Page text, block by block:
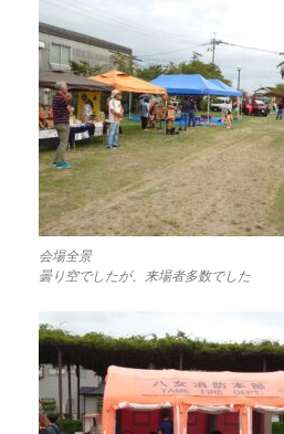
会場全景
曇り空でしたが、来場者多数でした